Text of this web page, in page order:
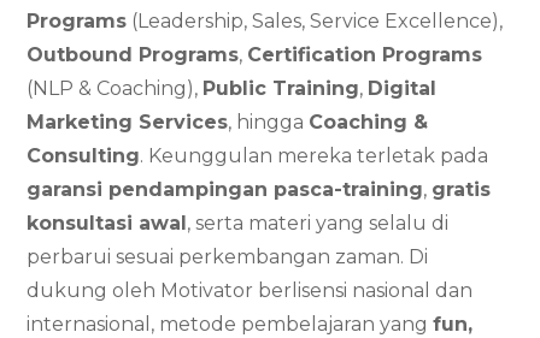
Programs (Leadership, Sales, Service Excellence),
Outbound Programs, Certification Programs
(NLP & Coaching), Public Training, Digital
Marketing Services, hingga Coaching &
Consulting. Keunggulan mereka terletak pada
garansi pendampingan pasca-training, gratis
konsultasi awal, serta materi yang selalu di
perbarui sesuai perkembangan zaman. Di
dukung oleh Motivator berlisensi nasional dan
internasional, metode pembelajaran yangfun,